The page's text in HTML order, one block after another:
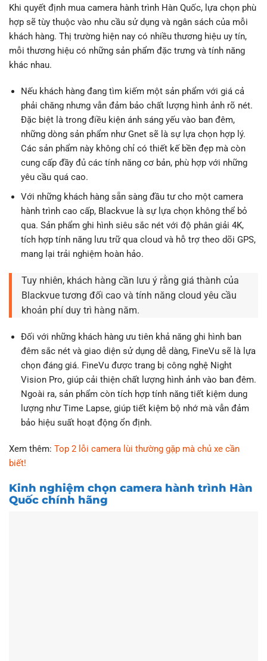
Khi quyết định mua camera hành trình Hàn Quốc, lựa chọn phù
hợp sẽ tùy thuộc vào nhu cầu sử dụng và ngân sách của mỗi
khách hàng. Thị trường hiện nay có nhiều thương hiệu uy tín,
mỗi thương hiệu có những sản phẩm đặc trưng và tính năng
khác nhau.
Nếu khách hàng đang tìm kiếm một sản phẩm với giá cả
phải chăng nhưng vẫn đảm bảo chất lượng hình ảnh rõ nét.
Đặc biệt là trong điều kiện ánh sáng yếu vào ban đêm,
những dòng sản phẩm như Gnet sẽ là sự lựa chọn hợp lý.
Các sản phẩm này không chỉ có thiết kế bền đẹp mà còn
cung cấp đầy đủ các tính năng cơ bản, phù hợp với những
yêu cầu quá cao.
Với những khách hàng sẵn sàng đầu tư cho một camera
hành trình cao cấp, Blackvue là sự lựa chọn không thể bỏ
qua. Sản phẩm ghi hình siêu sắc nét với độ phân giải 4K,
tích hợp tính năng lưu trữ qua cloud và hỗ trợ theo dõi GPS,
mang lại trải nghiệm hoàn hảo.
Tuy nhiên, khách hàng cần lưu ý rằng giá thành của
Blackvue tương đối cao và tính năng cloud yêu cầu
khoản phí duy trì hàng năm.
Đối với những khách hàng ưu tiên khả năng ghi hình ban
đêm sắc nét và giao diện sử dụng dễ dàng, FineVu sẽ là lựa
chọn đáng giá. FineVu được trang bị công nghệ Night
Vision Pro, giúp cải thiện chất lượng hình ảnh vào ban đêm.
Ngoài ra, sản phẩm còn tích hợp tính năng tiết kiệm dung
lượng như Time Lapse, giúp tiết kiệm bộ nhớ mà vẫn đảm
bảo hiệu suất hoạt động ổn định.
Xem thêm: Top 2 lỗi camera lùi thường gặp mà chủ xe cần
biết!
Kinh nghiệm chọn camera hành trình Hàn
Quốc chính hãng